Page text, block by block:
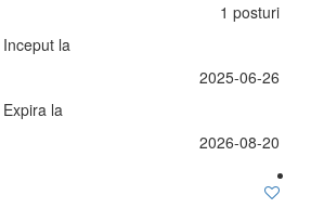
1 posturi
Inceput la
2025-06-26
Expira la
2026-08-20